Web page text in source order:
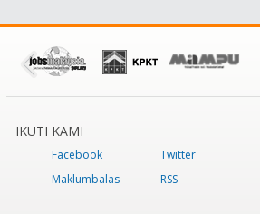
IKUTI KAMI
Facebook Twitter
Maklumbalas
RSS